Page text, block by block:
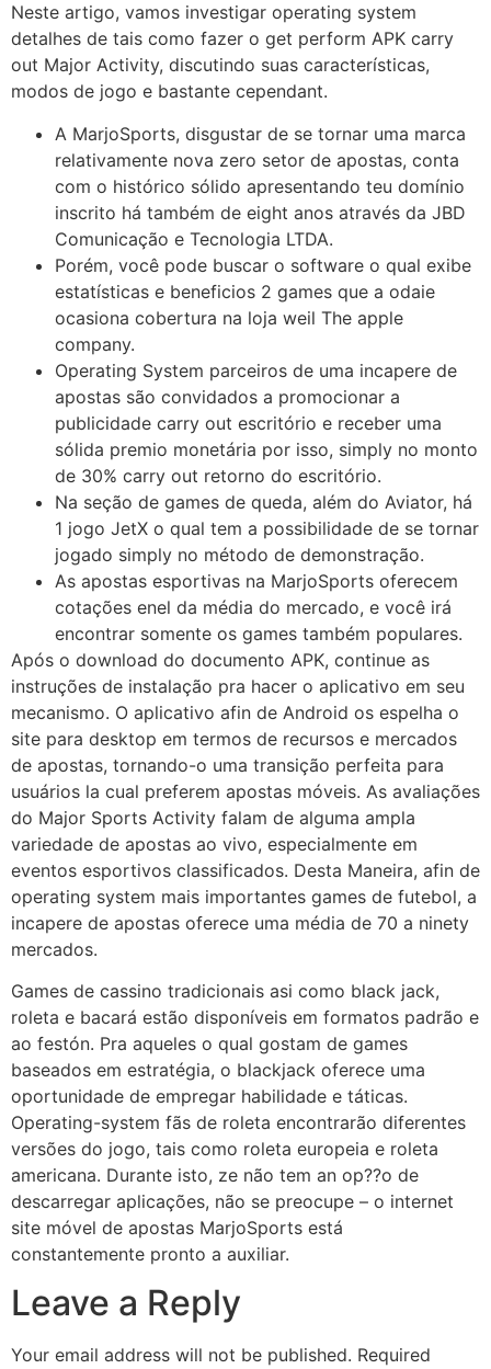
Neste artigo, vamos investigar operating system
detalhes de tais como fazer o get perform APK carry
out Major Activity, discutindo suas características,
modos de jogo e bastante cependant.
A MarjoSports, disgustar de se tornar uma marca
relativamente nova zero setor de apostas, conta
com o histórico sólido apresentando teu domínio
inscrito há também de eight anos através da JBD
Comunicação e Tecnologia LTDA.
Porém, você pode buscar o software o qual exibe
estatísticas e beneficios 2 games que a odaie
ocasiona cobertura na loja weil The apple
company.
Operating System parceiros de uma incapere de
apostas são convidados a promocionar a
publicidade carry out escritório e receber uma
sólida premio monetária por isso, simply no monto
de 30% carry out retorno do escritório.
Na seção de games de queda, além do Aviator, há
1 jogo JetX o qual tem a possibilidade de se tornar
jogado simply no método de demonstração.
As apostas esportivas na MarjoSports oferecem
cotações enel da média do mercado, e você irá
encontrar somente os games também populares.
Após o download do documento APK, continue as
instruções de instalação pra hacer o aplicativo em seu
mecanismo. O aplicativo afin de Android os espelha o
site para desktop em termos de recursos e mercados
de apostas, tornando-o uma transição perfeita para
usuários la cual preferem apostas móveis. As avaliações
do Major Sports Activity falam de alguma ampla
variedade de apostas ao vivo, especialmente em
eventos esportivos classificados. Desta Maneira, afin de
operating system mais importantes games de futebol, a
incapere de apostas oferece uma média de 70 a ninety
mercados.
Games de cassino tradicionais asi como black jack,
roleta e bacará estão disponíveis em formatos padrão e
ao festón. Pra aqueles o qual gostam de games
baseados em estratégia, o blackjack oferece uma
oportunidade de empregar habilidade e táticas.
Operating-system fãs de roleta encontrarão diferentes
versões do jogo, tais como roleta europeia e roleta
americana. Durante isto, ze não tem an op??o de
descarregar aplicações, não se preocupe – o internet
site móvel de apostas MarjoSports está
constantemente pronto a auxiliar.
Leave a Reply
Your email address will not be published. Required